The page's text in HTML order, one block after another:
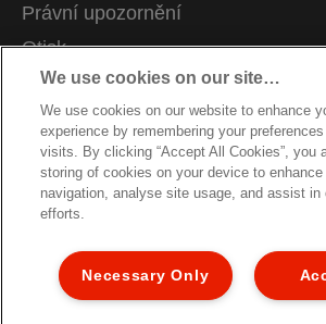
Právní upozornění
Otisk
Správa mých dat
Kariéra
Pokyny pro recyklaci obalů
Záruční podmínky
Prohlášení o shodě
Struktura stránky
Zákaznická podpora
We use cookies on our site…
We use cookies on our website to enhance
experience by remembering your
visits. By clicking “Accept All Cookies”, you
storing of cookies on your device to
navigation, analyse site usage, and assist in
efforts.
Necessary Only